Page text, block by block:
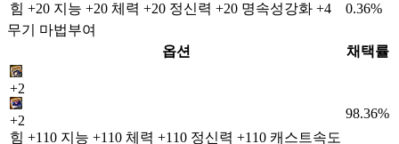
힘 +20 지능 +20 체력 +20 정신력 +20 명속성강화 +4
0.36%
무기 마법부여
옵션
채택률
+2
+2
힘 +110 지능 +110 체력 +110 정신력 +110 캐스트속도
98.36%